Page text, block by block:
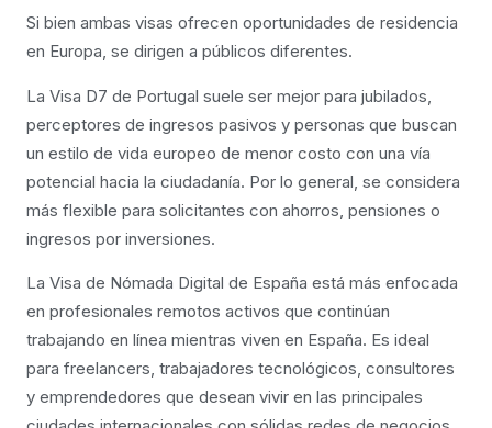
Si bien ambas visas ofrecen oportunidades de residencia
en Europa, se dirigen a públicos diferentes.
La Visa D7 de Portugal suele ser mejor para jubilados,
perceptores de ingresos pasivos y personas que buscan
un estilo de vida europeo de menor costo con una vía
potencial hacia la ciudadanía. Por lo general, se considera
más flexible para solicitantes con ahorros, pensiones o
ingresos por inversiones.
La Visa de Nómada Digital de España está más enfocada
en profesionales remotos activos que continúan
trabajando en línea mientras viven en España. Es ideal
para freelancers, trabajadores tecnológicos, consultores
y emprendedores que desean vivir en las principales